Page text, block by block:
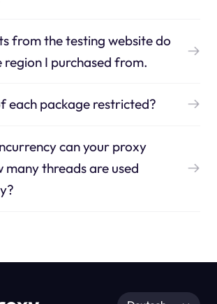
from the testing website do
region I purchased from.
each package restricted?
can your proxy
many threads are used